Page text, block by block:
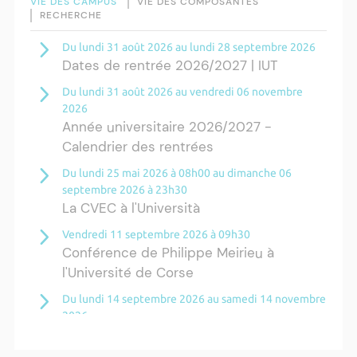
RECHERCHE
Du lundi 31 août 2026 au lundi 28 septembre 2026
Dates de rentrée 2026/2027 | IUT
Du lundi 31 août 2026 au vendredi 06 novembre
2026
Année universitaire 2026/2027 -
Calendrier des rentrées
Du lundi 25 mai 2026 à 08h00 au dimanche 06
septembre 2026 à 23h30
La CVEC à l'Università
Vendredi 11 septembre 2026 à 09h30
Conférence de Philippe Meirieu à
l'Université de Corse
Du lundi 14 septembre 2026 au samedi 14 novembre
2026